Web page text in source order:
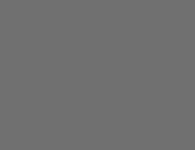
wij ervoor dat